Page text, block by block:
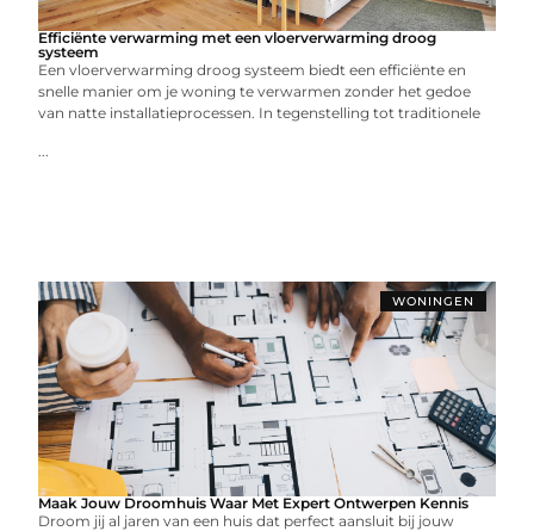
Efficiënte verwarming met een vloerverwarming droog
systeem
Een vloerverwarming droog systeem biedt een efficiënte en
snelle manier om je woning te verwarmen zonder het gedoe
van natte installatieprocessen. In tegenstelling tot traditionele
...
WONINGEN
Maak Jouw Droomhuis Waar Met Expert Ontwerpen Kennis
Droom jij al jaren van een huis dat perfect aansluit bij jouw